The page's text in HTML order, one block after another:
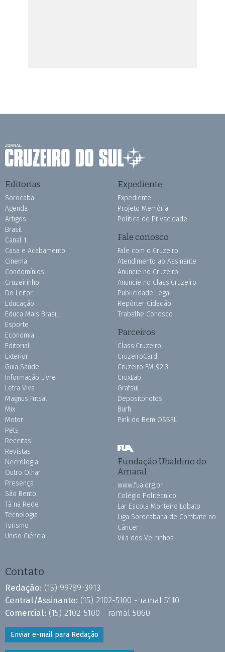
Editorias
Sorocaba
Agenda
Artigos
Brasil
Canal 1
Casa e Acabamento
Cinema
Condomínios
Cruzeirinho
Do Leitor
Educação
Educa Mais Brasil
Esporte
Economia
Editorial
Exterior
Guia Saúde
Informação Livre
Letra Viva
Magnus Futsal
Mix
Motor
Pets
Receitas
Revistas
Necrologia
Outro Olhar
Presença
São Bento
Tá na Rede
Tecnologia
Turismo
Uniso Ciência
Expediente
Expediente
Projeto Memória
Política de Privacidade
Fale conosco
Fale com o Cruzeiro
Atendimento ao Assinante
Anuncie no Cruzeiro
Anuncie no ClassiCruzeiro
Publicidade Legal
Repórter Cidadão
Trabalhe Conosco
Parceiros
ClassiCruzeiro
CruzeiroCard
Cruzeiro FM 92.3
CruxLab
Grafsul
Depositphotos
Burh
Pink do Bem OSSEL
Fundação Ubaldino do
Amaral
www.fua.org.br
Colégio Politécnico
Lar Escola Monteiro Lobato
Liga Sorocabana de Combate ao
Câncer
Vila dos Velhinhos
Contato
Redação: (15) 99789-3913
Central/Assinante: (15) 2102-5100 - ramal 5110
Comercial: (15) 2102-5100 - ramal 5060
Enviar e-mail para Redação